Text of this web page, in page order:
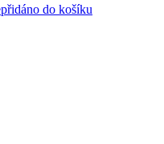
do košíku